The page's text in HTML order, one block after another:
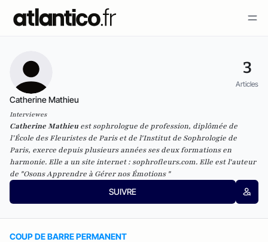
3
Articles
Catherine Mathieu
Interviewes
Catherine Mathieu est sophrologue de profession, diplômée de
l’École des Fleuristes de Paris et de l'Institut de Sophrologie de
Paris, exerce depuis plusieurs années ses deux formations en
harmonie. Elle a un site internet : sophrofleurs.com. Elle est l'auteur
de "Osons Apprendre à Gérer nos Émotions "
SUIVRE
COUP DE BARRE PERMANENT